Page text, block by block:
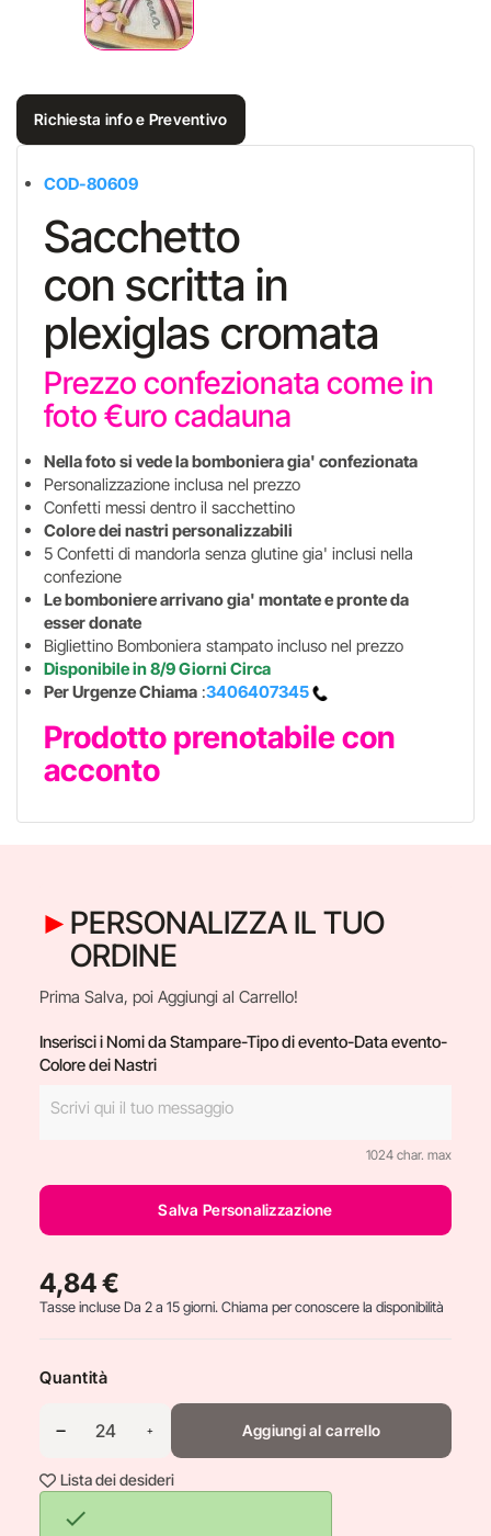
Richiesta info e Preventivo
COD-80609
Sacchetto
con scritta in
plexiglas cromata
Prezzo confezionata come in
foto €uro cadauna
Nella foto si vede la bomboniera gia' confezionata
Personalizzazione inclusa nel prezzo
Confetti messi dentro il sacchettino
Colore dei nastri personalizzabili
5 Confetti di mandorla senza glutine gia' inclusi nella
confezione
Le bomboniere arrivano gia' montate e pronte da
esser donate
Bigliettino Bomboniera stampato incluso nel prezzo
Disponibile in 8/9 Giorni Circa
Per Urgenze Chiama :3406407345
Prodotto prenotabile con
acconto
PERSONALIZZA IL TUO
ORDINE
Prima Salva, poi Aggiungi al Carrello!
Inserisci i Nomi da Stampare-Tipo di evento-Data evento-
Colore dei Nastri
1024 char. max
Salva Personalizzazione
4,84 €
Tasse incluseDa 2 a 15 giorni. Chiama per conoscere la disponibilità
Quantità
Aggiungi al carrello
Lista dei desideri
